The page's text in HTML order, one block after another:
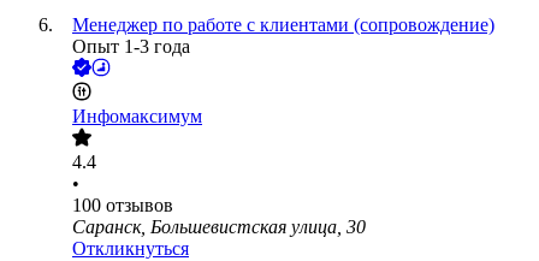
Менеджер по работе с клиентами (сопровождение)
Опыт 1-3 года
Инфомаксимум
4.4
•
100 отзывов
Саранск, Большевистская улица, 30
Откликнуться